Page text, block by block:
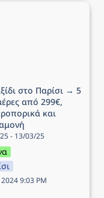
στο Παρίσι → 5
στο Παρίσι → 5
από 299€,
και
- 13/03/25
9:03 PM